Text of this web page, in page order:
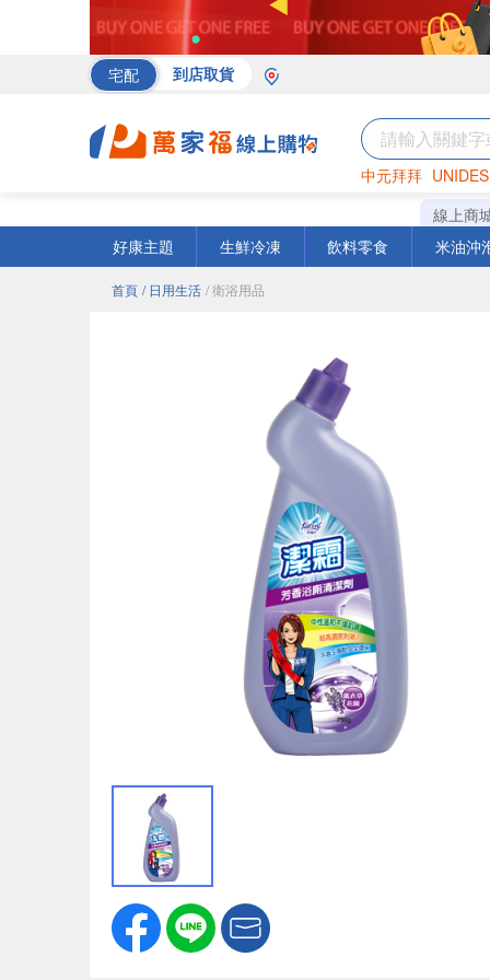
宅配 到店取貨
中元拜拜
巧克力 罐頭
線上商
好康主題
生鮮冷凍 飲料零食 米油沖
首頁 / 日用生活 / 衛浴用品